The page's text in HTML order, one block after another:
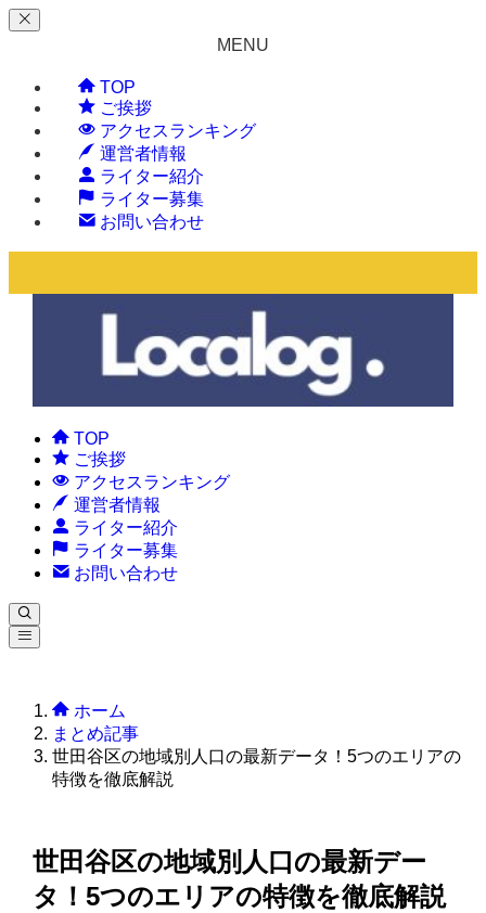
MENU
TOP
ご挨拶
アクセスランキング
運営者情報
ライター紹介
ライター募集
お問い合わせ
TOP
ご挨拶
アクセスランキング
運営者情報
ライター紹介
ライター募集
お問い合わせ
ホーム
まとめ記事
世田谷区の地域別人口の最新データ！5つのエリアの
特徴を徹底解説
世田谷区の地域別人口の最新デー
タ！5つのエリアの特徴を徹底解説